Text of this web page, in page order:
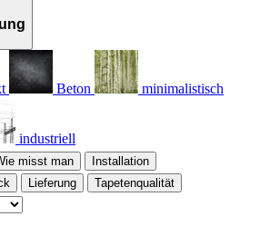
Beton minimalistisch
industriell
misst man
Installation
Lieferung Tapetenqualität